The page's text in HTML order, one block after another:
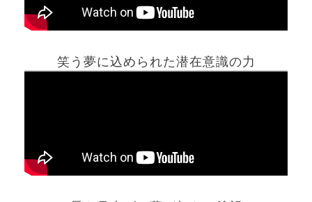
笑う夢に込められた潜在意識の力